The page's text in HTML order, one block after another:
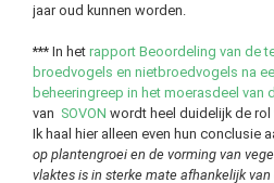
jaar oud kunnen worden.
*** In het rapport Beoordeling van de
broedvogels en nietbroedvogels na
beheeringreep in het moerasdeel van
van SOVON wordt heel duidelijk de
Ik haal hier alleen even hun conclusie
op plantengroei en de vorming van
vlaktes is in sterke mate afhankelijk